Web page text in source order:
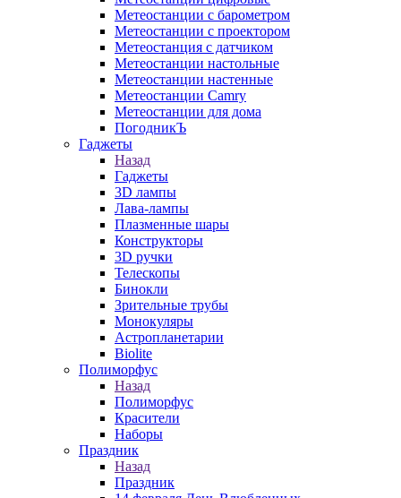
Метеостанции с барометром
Метеостанции с проектором
Метеостанция с датчиком
Метеостанции настольные
Метеостанции настенные
Метеостанции Camry
Метеостанции для дома
ПогодникЪ
Гаджеты
Назад
Гаджеты
3D лампы
Лава-лампы
Плазменные шары
Конструкторы
3D ручки
Телескопы
Бинокли
Зрительные трубы
Монокуляры
Астропланетарии
Biolite
Полиморфус
Назад
Полиморфус
Красители
Наборы
Праздник
Назад
Праздник